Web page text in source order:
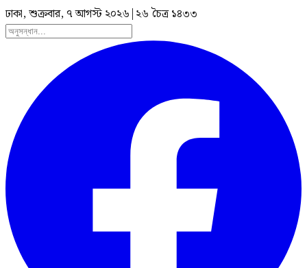
ঢাকা, শুক্রবার, ৭ আগস্ট ২০২৬ | ২৬ চৈত্র ১৪৩৩